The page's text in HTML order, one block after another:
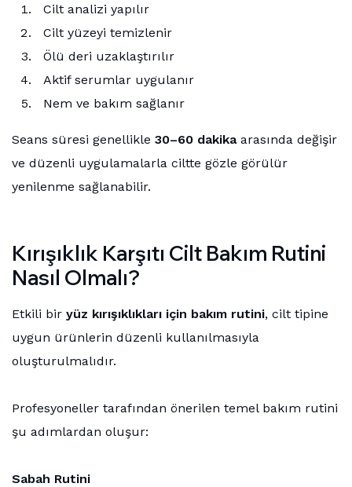
Cilt analizi yapılır
Cilt yüzeyi temizlenir
Ölü deri uzaklaştırılır
Aktif serumlar uygulanır
Nem ve bakım sağlanır
Seans süresi genellikle 30–60 dakikaarasında değişir
ve düzenli uygulamalarla ciltte gözle görülür
yenilenme sağlanabilir.
Kırışıklık Karşıtı Cilt Bakım Rutini
Nasıl Olmalı?
Etkili bir yüz kırışıklıkları için bakım rutini, cilt tipine
uygun ürünlerin düzenli kullanılmasıyla
oluşturulmalıdır.
Profesyoneller tarafından önerilen temel bakım rutini
şu adımlardan oluşur:
Sabah Rutini